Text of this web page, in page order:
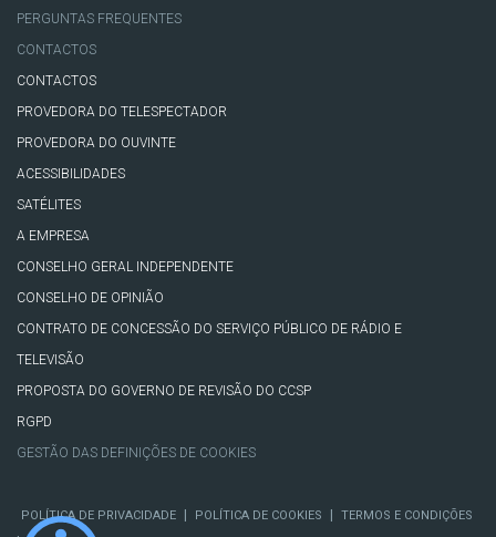
PERGUNTAS FREQUENTES
CONTACTOS
CONTACTOS
PROVEDORA DO TELESPECTADOR
PROVEDORA DO OUVINTE
ACESSIBILIDADES
SATÉLITES
A EMPRESA
CONSELHO GERAL INDEPENDENTE
CONSELHO DE OPINIÃO
CONTRATO DE CONCESSÃO DO SERVIÇO PÚBLICO DE RÁDIO E
TELEVISÃO
PROPOSTA DO GOVERNO DE REVISÃO DO CCSP
RGPD
GESTÃO DAS DEFINIÇÕES DE COOKIES
POLÍTICA DE PRIVACIDADE | POLÍTICA DE COOKIES | TERMOS E CONDIÇÕES